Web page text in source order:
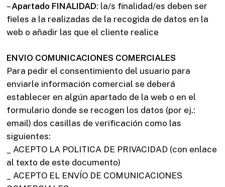
–Apartado FINALIDAD: la/s finalidad/es deben ser
fieles a la realizadas de la recogida de datos en la
web o añadir las que el cliente realice
ENVIO COMUNICACIONES COMERCIALES
Para pedir el consentimiento del usuario para
enviarle información comercial se deberá
establecer en algún apartado de la web o en el
formulario donde se recogen los datos (por ej.:
email) dos casillas de verificación como las
siguientes:
_ ACEPTO LA POLITICA DE PRIVACIDAD (con enlace
al texto de este documento)
_ ACEPTO EL ENVÍO DE COMUNICACIONES